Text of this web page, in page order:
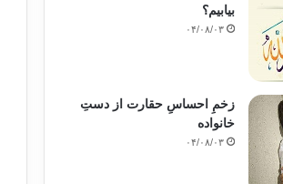
بیابیم؟
۰۴/۰۸/۰۳
زخمِ احساسِ حقارت از دستِ
خانواده
۰۴/۰۸/۰۳